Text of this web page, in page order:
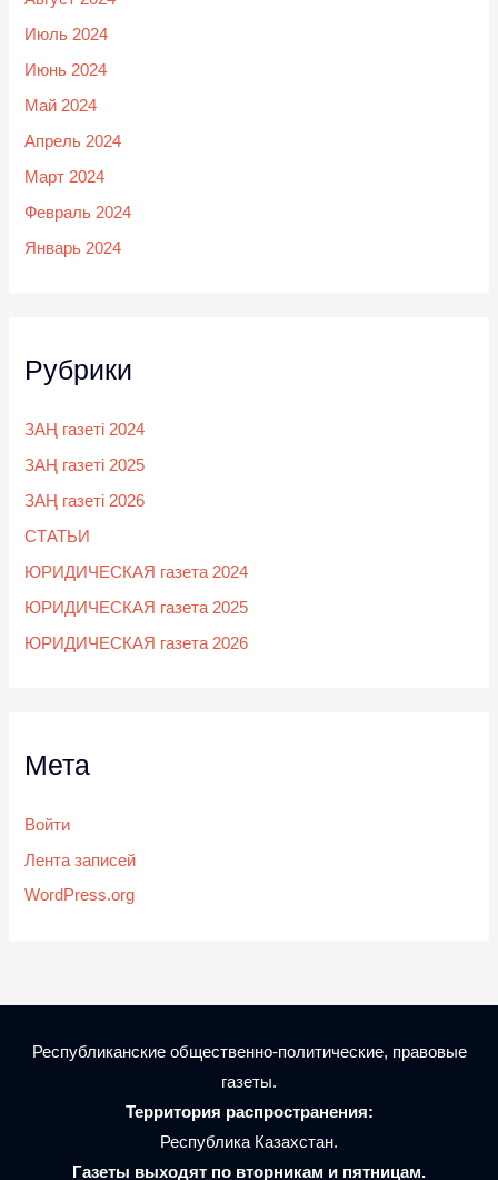
Июль 2024
Июнь 2024
Май 2024
Апрель 2024
Март 2024
Февраль 2024
Январь 2024
Рубрики
ЗАҢ газеті 2024
ЗАҢ газеті 2025
ЗАҢ газеті 2026
СТАТЬИ
ЮРИДИЧЕСКАЯ газета 2024
ЮРИДИЧЕСКАЯ газета 2025
ЮРИДИЧЕСКАЯ газета 2026
Мета
Войти
Лента записей
WordPress.org
Республиканские общественно-политические, правовые
газеты.
Территория распространения:
Республика Казахстан.
Газеты выходят по вторникам и пятницам.